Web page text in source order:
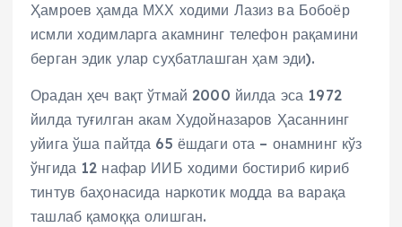
Ҳамроев ҳамда МХХ ходими Лазиз ва Бобоёр
исмли ходимларга акамнинг телефон рақамини
берган эдик улар суҳбатлашган ҳам эди).
Орадан ҳеч вақт ўтмай 2000 йилда эса 1972
йилда туғилган акам Худойназаров Ҳасаннинг
уйига ўша пайтда 65 ёшдаги ота – онамнинг кўз
ўнгида 12 нафар ИИБ ходими бостириб кириб
тинтув баҳонасида наркотик модда ва варақа
ташлаб қамоққа олишган.